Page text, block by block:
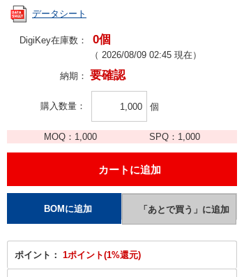
データシート
DigiKey在庫数： 0個
（ 2026/08/09 02:45 現在）
納期： 要確認
購入数量 個
MOQ： 1,000 SPQ： 1,000
ポイント： 1ポイント(1%還元)